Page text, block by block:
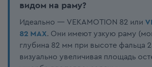
видом на раму?
Идеально — VEKAMOTION 82 или
82 MAX. Они имеют узкую раму
глубина 82 мм при высоте фальца
визуально увеличивая площадь